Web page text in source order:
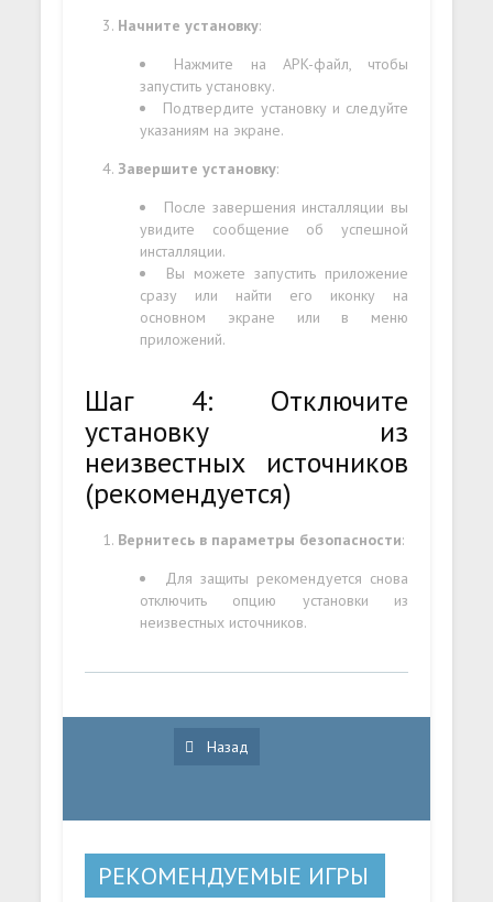
Начните установку:
Нажмите на APK-файл, чтобы
запустить установку.
Подтвердите установку и следуйте
указаниям на экране.
Завершите установку:
После завершения инсталляции вы
увидите сообщение об успешной
инсталляции.
Вы можете запустить приложение
сразу или найти его иконку на
основном экране или в меню
приложений.
Шаг 4: Отключите
установку из
неизвестных источников
(рекомендуется)
Вернитесь в параметры безопасности:
Для защиты рекомендуется снова
отключить опцию установки из
неизвестных источников.
Назад
РЕКОМЕНДУЕМЫЕ ИГРЫ